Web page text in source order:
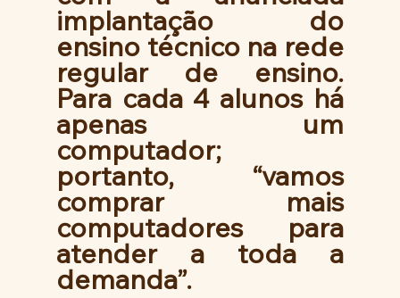
implantação do
ensino técnico na rede
regular de ensino.
Para cada 4 alunos há
apenas um
computador;
portanto, “vamos
comprar mais
computadores para
atender a toda a
demanda”.